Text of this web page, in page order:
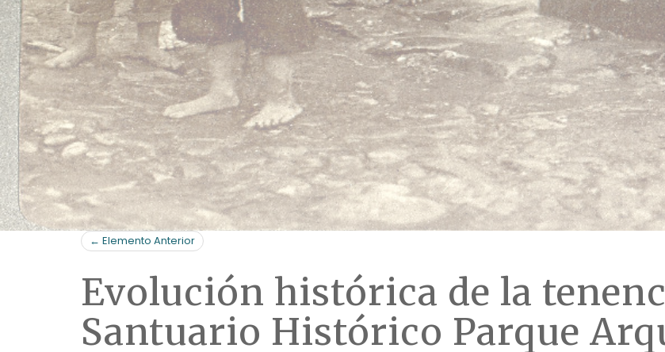
← Elemento Anterior
Evolución histórica de la
Santuario Histórico Parque